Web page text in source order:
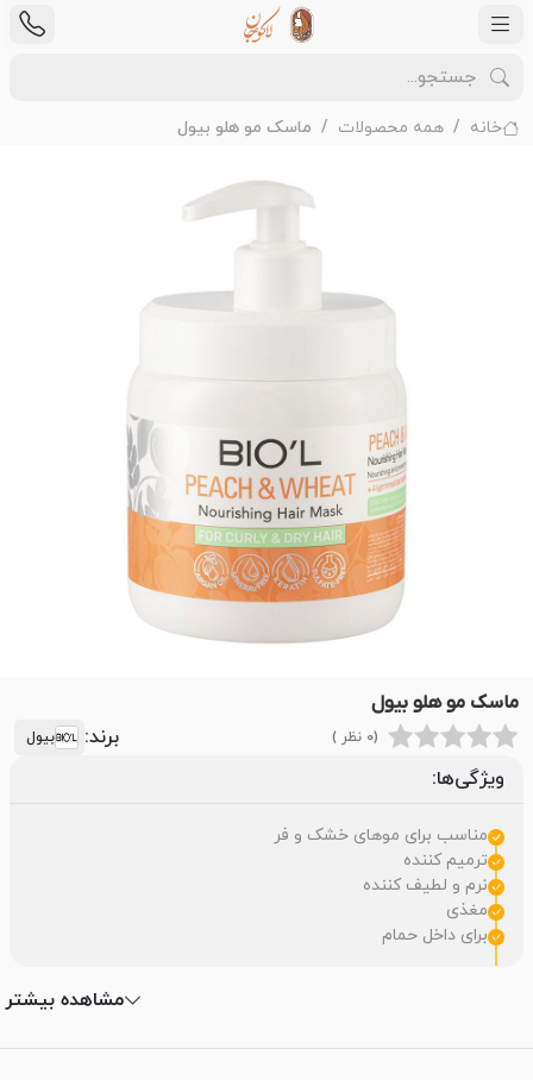
خانه همه محصولات ماسک مو هلو بیول
ماسک مو هلو بیول
(0 نظر ) برند: بیول
ویژگی‌ها:
مناسب برای موهای خشک و فر
ترمیم کننده
نرم و لطیف کننده
مغذی
برای داخل حمام
مشاهده بیشتر